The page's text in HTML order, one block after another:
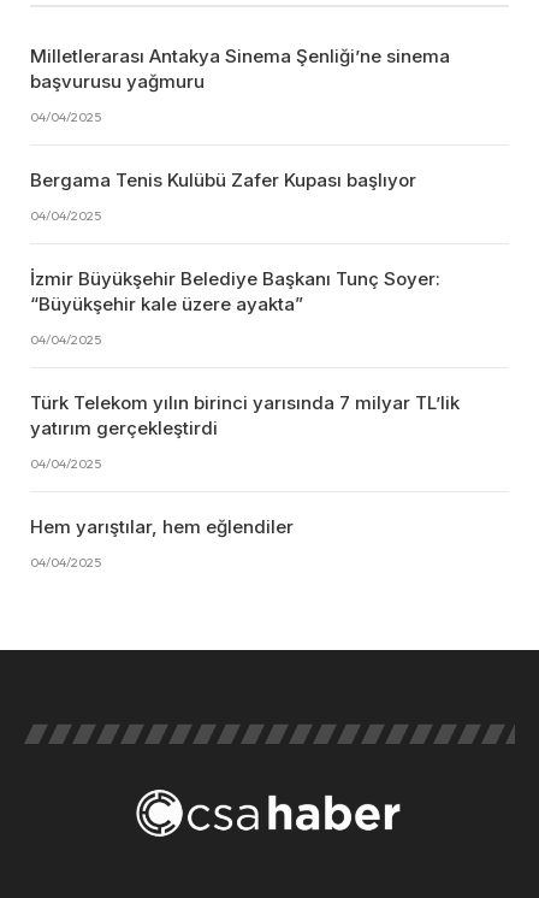
Milletlerarası Antakya Sinema Şenliği’ne sinema
başvurusu yağmuru
04/04/2025
Bergama Tenis Kulübü Zafer Kupası başlıyor
04/04/2025
İzmir Büyükşehir Belediye Başkanı Tunç Soyer:
“Büyükşehir kale üzere ayakta”
04/04/2025
Türk Telekom yılın birinci yarısında 7 milyar TL’lik
yatırım gerçekleştirdi
04/04/2025
Hem yarıştılar, hem eğlendiler
04/04/2025